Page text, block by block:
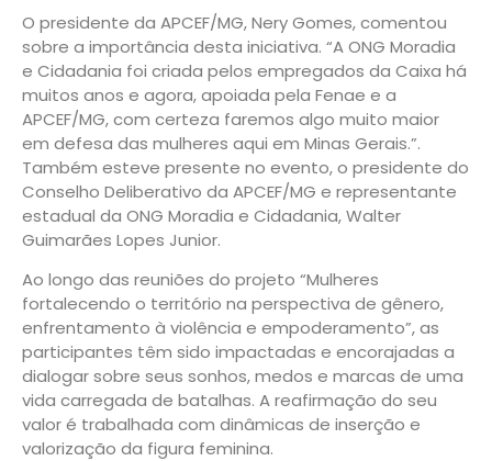
O presidente da APCEF/MG, Nery Gomes, comentou
sobre a importância desta iniciativa. “A ONG Moradia
e Cidadania foi criada pelos empregados da Caixa há
muitos anos e agora, apoiada pela Fenae e a
APCEF/MG, com certeza faremos algo muito maior
em defesa das mulheres aqui em Minas Gerais.”.
Também esteve presente no evento, o presidente do
Conselho Deliberativo da APCEF/MG e representante
estadual da ONG Moradia e Cidadania, Walter
Guimarães Lopes Junior.
Ao longo das reuniões do projeto “Mulheres
fortalecendo o território na perspectiva de gênero,
enfrentamento à violência e empoderamento”, as
participantes têm sido impactadas e encorajadas a
dialogar sobre seus sonhos, medos e marcas de uma
vida carregada de batalhas. A reafirmação do seu
valor é trabalhada com dinâmicas de inserção e
valorização da figura feminina.